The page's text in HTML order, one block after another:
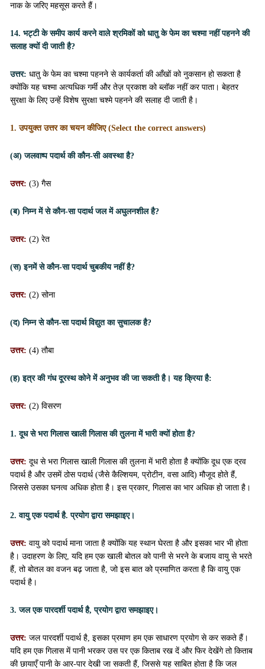
नाक के जरिए महसूस करते हैं।
14. भट्टी के समीप कार्य करने वाले श्रमिकों को धातु के फेम का चश्मा नहीं पहनने की
सलाह क्यों दी जाती है?
उत्तर: धातु के फेम का चश्मा पहनने से कार्यकर्ता की आँखों को नुकसान हो सकता है
क्योंकि यह चश्मा अत्यधिक गर्मी और तेज़ प्रकाश को ब्लॉक नहीं कर पाता। बेहतर
सुरक्षा के लिए उन्हें विशेष सुरक्षा चश्मे पहनने की सलाह दी जाती है।
1. उपयुक्त उत्तर का चयन कीजिए (Select the correct answers)
(अ) जलवाष्प पदार्थ की कौन-सी अवस्था है?
उत्तर: (3) गैस
(ब) निम्न में से कौन-सा पदार्थ जल में अघुलनशील है?
उत्तर: (2) रेत
(स) इनमें से कौन-सा पदार्थ चुबकीय नहीं है?
उत्तर: (2) सोना
(द) निम्न से कौन-सा पदार्थ विद्युत का सुचालक है?
उत्तर: (4) तौबा
(ह) इत्र की गंध दूरस्थ कोने में अनुभव की जा सकती है। यह क्रिया है:
उत्तर: (2) विसरण
1. दूध से भरा गिलास खाली गिलास की तुलना में भारी क्यों होता है?
उत्तर: दूध से भरा गिलास खाली गिलास की तुलना में भारी होता है क्योंकि दूध एक द्रव
पदार्थ है और उसमें ठोस पदार्थ (जैसे कैल्शियम, प्रोटीन, वसा आदि) मौजूद होते हैं,
जिससे उसका घनत्व अधिक होता है। इस प्रकार, गिलास का भार अधिक हो जाता है।
2. वायु एक पदार्थ है. प्रयोग द्वारा समझाइए।
उत्तर: वायु को पदार्थ माना जाता है क्योंकि यह स्थान घेरता है और इसका भार भी होता
है। उदाहरण के लिए, यदि हम एक खाली बोतल को पानी से भरने के बजाय वायु से भरते
हैं, तो बोतल का वजन बढ़ जाता है, जो इस बात को प्रमाणित करता है कि वायु एक
पदार्थ है।
3. जल एक पारदर्शी पदार्थ है, प्रयोग द्वारा समझाइए।
उत्तर: जल पारदर्शी पदार्थ है, इसका प्रमाण हम एक साधारण प्रयोग से कर सकते हैं।
यदि हम एक गिलास में पानी भरकर उस पर एक किताब रख दें और फिर देखेंगे तो किताब
की छायाएँ पानी के आर-पार देखी जा सकती हैं, जिससे यह साबित होता है कि जल